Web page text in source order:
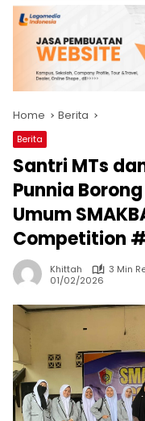
Home Berita
Berita
Santri MTs
Punnia
Umum
Competition
Khittah
3 Min
01/02/2026